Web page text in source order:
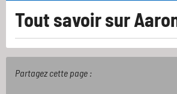
Tout savoir sur
Partagez cette page :